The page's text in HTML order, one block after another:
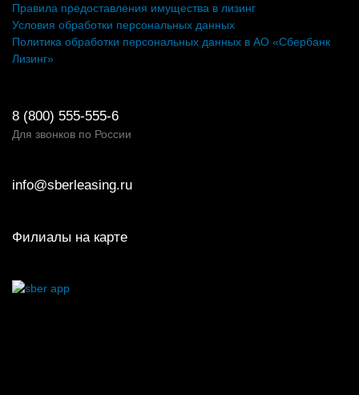
Правила предоставления имущества в лизинг
Условия обработки персональных данных
Политика обработки персональных данных в АО «Сбербанк
Лизинг»
8 (800) 555-555-6
Для звонков по России
info@sberleasing.ru
Филиалы на карте